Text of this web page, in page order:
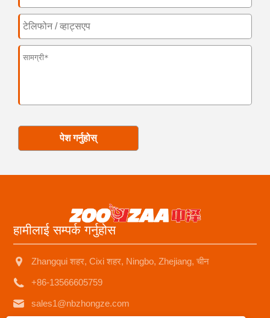
पेश गर्नुहोस्
हामीलाई सम्पर्क गर्नुहोस
Zhangqui शहर, Cixi शहर, Ningbo, Zhejiang, चीन
+86-13566605759
sales1@nbzhongze.com